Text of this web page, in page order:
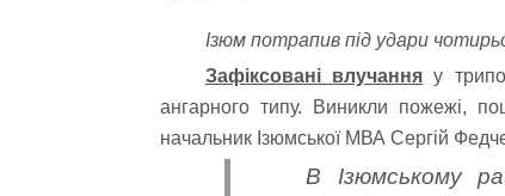
Ізюм потрапив під удари
Зафіксовані влучання у
ангарного типу. Виникли пожежі,
начальник Ізюмської МВА Сергій
В Ізюмському